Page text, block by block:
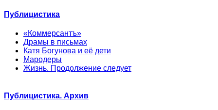
Публицистика
«Коммерсантъ»
Драмы в письмах
Катя Богунова и её дети
Мародеры
Жизнь. Продолжение следует
Публицистика. Архив